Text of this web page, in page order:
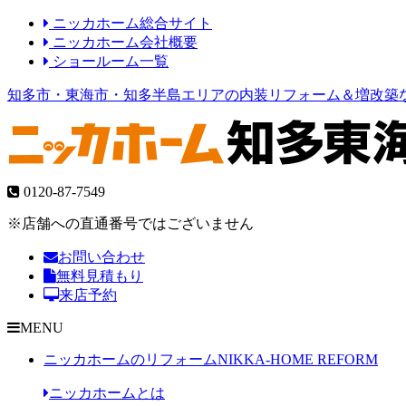
ニッカホーム総合サイト
ニッカホーム会社概要
ショールーム一覧
知多市・東海市・知多半島エリアの内装リフォーム＆増改築
0120-87-7549
※店舗への直通番号ではございません
お問い合わせ
無料見積もり
来店予約
MENU
ニッカホームのリフォームNIKKA-HOME REFORM
ニッカホームとは